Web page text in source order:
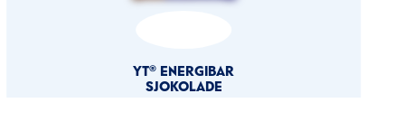
YT® ENERGIBAR
SJOKOLADE